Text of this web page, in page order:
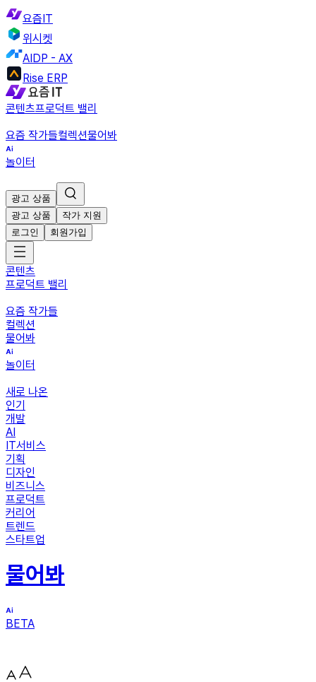
요즘IT
위시켓
AIDP - AX
Rise ERP
콘텐츠프로덕트 밸리
요즘 작가들컬렉션물어봐
놀이터
광고 상품
광고 상품
작가 지원
로그인
회원가입
콘텐츠
프로덕트 밸리
요즘 작가들
컬렉션
물어봐
놀이터
새로 나온
인기
개발
AI
IT서비스
기획
디자인
비즈니스
프로덕트
커리어
트렌드
스타트업
물어봐
BETA